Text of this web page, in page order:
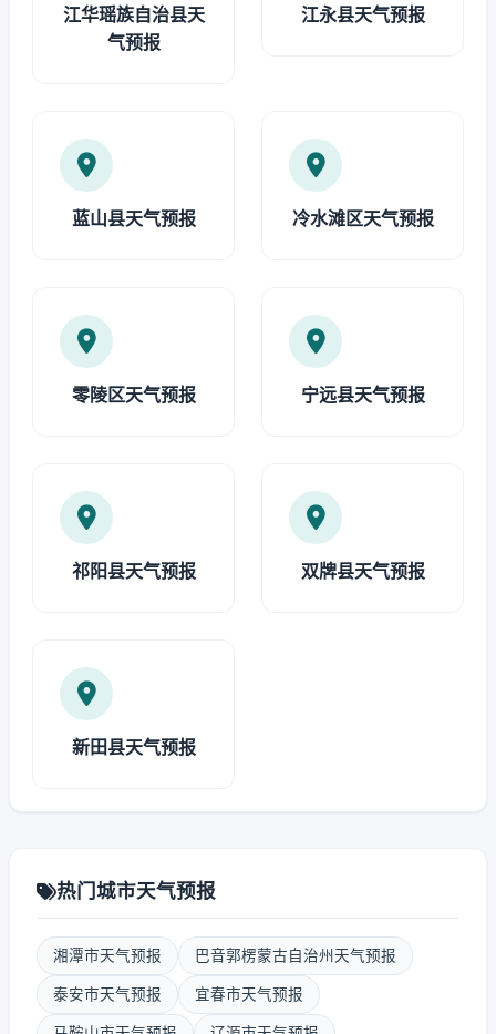
江华瑶族自治县天
气预报
江永县天气预报
蓝山县天气预报 冷水滩区天气预报
零陵区天气预报 宁远县天气预报
祁阳县天气预报 双牌县天气预报
新田县天气预报
热门城市天气预报
湘潭市天气预报 巴音郭楞蒙古自治州天气预报
泰安市天气预报 宜春市天气预报